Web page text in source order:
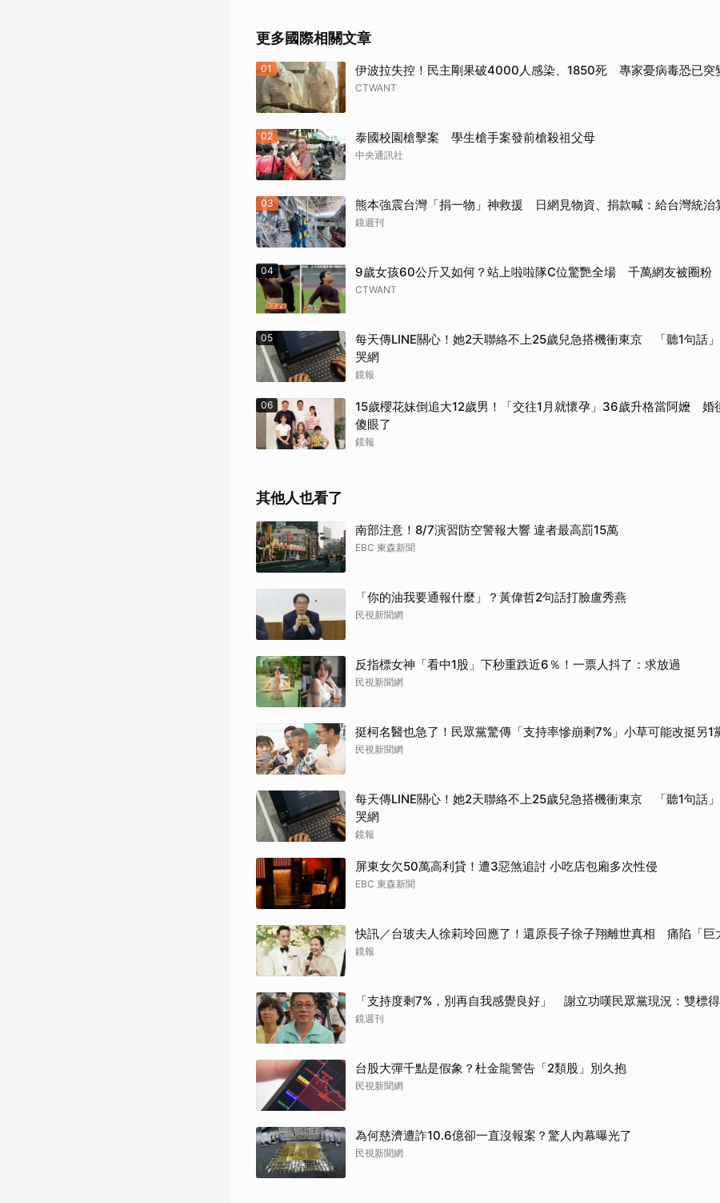
更多國際相關文章
01 伊波拉失控！民主剛果破4000人感染、1850死 專家憂病毒恐已突
CTWANT
02 泰國校園槍擊案 學生槍手案發前槍殺祖父母
中央通訊社
03 熊本強震台灣「捐一物」神救援 日網見物資、捐款喊：給台灣統治
鏡週刊
04 9歲女孩60公斤又如何？站上啦啦隊C位驚艷全場 千萬網友被圈粉
CTWANT
05
每天傳LINE關心！她2天聯絡不上25歲兒急搭機衝東京 「聽1句話
哭網
鏡報
06
15歲櫻花妹倒追大12歲男！「交往1月就懷孕」36歲升格當阿嬤 婚
傻眼了
鏡報
其他人也看了
南部注意！8/7演習防空警報大響 違者最高罰15萬
EBC 東森新聞
「你的油我要通報什麼」？黃偉哲2句話打臉盧秀燕
民視新聞網
反指標女神「看中1股」下秒重跌近6％！一票人抖了：求放過
民視新聞網
挺柯名醫也急了！民眾黨驚傳「支持率慘崩剩7%」小草可能改挺另1
民視新聞網
每天傳LINE關心！她2天聯絡不上25歲兒急搭機衝東京 「聽1句話
哭網
鏡報
屏東女欠50萬高利貸！遭3惡煞追討 小吃店包廂多次性侵
EBC 東森新聞
快訊／台玻夫人徐莉玲回應了！還原長子徐子翔離世真相 痛陷「巨
鏡報
「支持度剩7%，別再自我感覺良好」 謝立功嘆民眾黨現況：雙標
鏡週刊
台股大彈千點是假象？杜金龍警告「2類股」別久抱
民視新聞網
為何慈濟遭詐10.6億卻一直沒報案？驚人內幕曝光了
民視新聞網
取消